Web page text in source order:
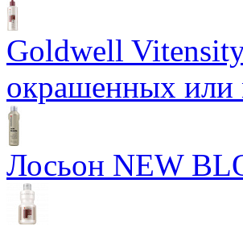
Goldwell
окрашенных или
Лосьон NEW